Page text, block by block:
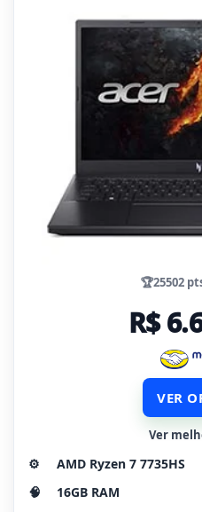
🏆25502
R$
VER
Ver
⚙️
AMD Ryzen 7 7735HS
🧠
16GB RAM